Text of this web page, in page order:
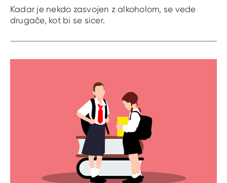
Kadar je nekdo zasvojen z alkoholom, se vede
drugače, kot bi se sicer.